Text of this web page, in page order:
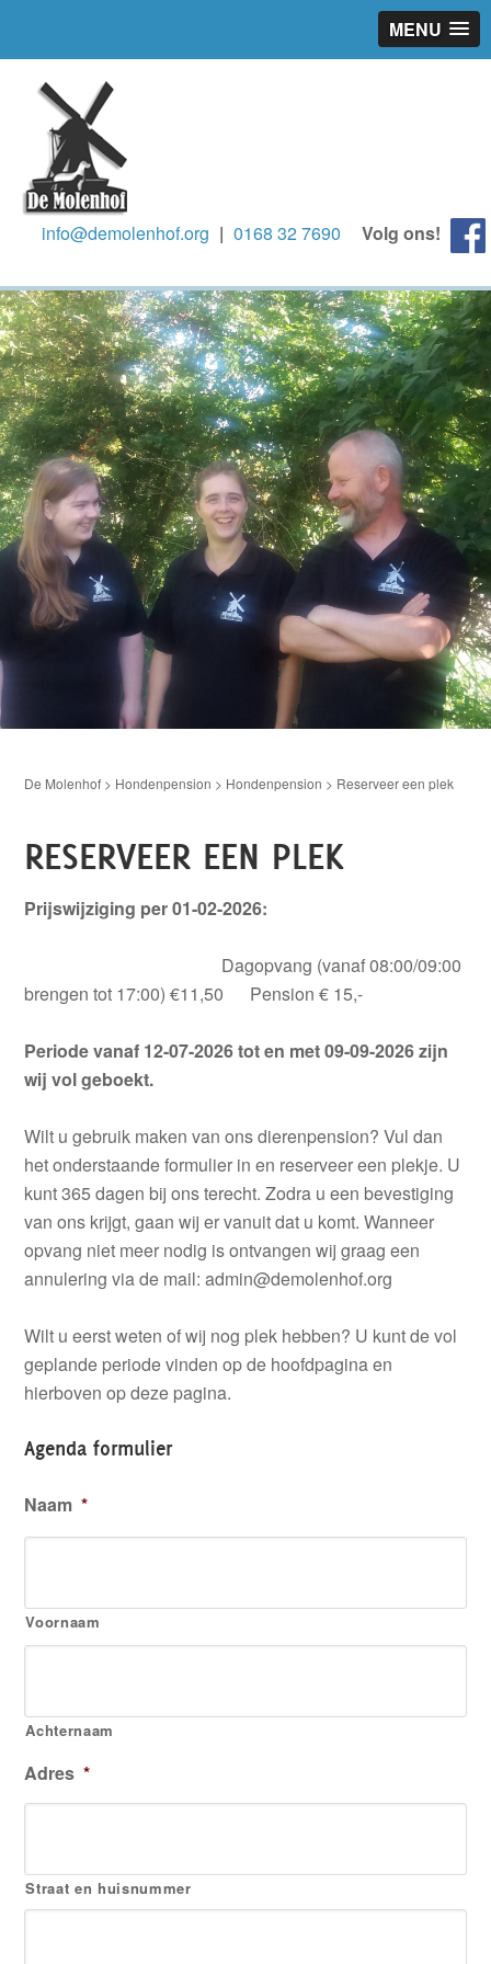
MENU
info@demolenhof.org | 0168 32 7690 Volg ons!
De Molenhof > Hondenpension > Hondenpension > Reserveer een plek
RESERVEER EEN PLEK
Prijswijziging per 01-02-2026:
Dagopvang (vanaf 08:00/09:00
brengen tot 17:00) €11,50 Pension € 15,-
Periode vanaf 12-07-2026 tot en met 09-09-2026 zijn
wij vol geboekt.
Wilt u gebruik maken van ons dierenpension? Vul dan
het onderstaande formulier in en reserveer een plekje. U
kunt 365 dagen bij ons terecht. Zodra u een bevestiging
van ons krijgt, gaan wij er vanuit dat u komt. Wanneer
opvang niet meer nodig is ontvangen wij graag een
annulering via de mail: admin@demolenhof.org
Wilt u eerst weten of wij nog plek hebben? U kunt de vol
geplande periode vinden op de hoofdpagina en
hierboven op deze pagina.
Agenda formulier
Naam *
Voornaam
Achternaam
Adres *
Straat en huisnummer